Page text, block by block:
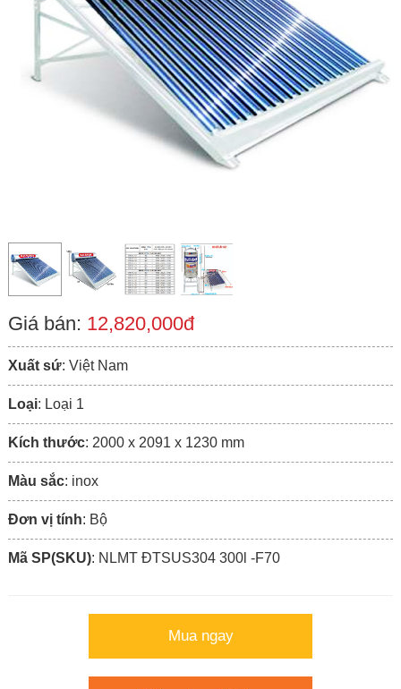
Giá bán: 12,820,000đ
Xuất sứ: Việt Nam
Loại: Loại 1
Kích thước: 2000 x 2091 x 1230 mm
Màu sắc: inox
Đơn vị tính: Bộ
Mã SP(SKU): NLMT ÐTSUS304 300l -F70
Mua ngay